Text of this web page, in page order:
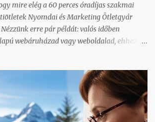
mire elég a 60 perces óradíjas szakmai
Nyomdai és Marketing Ötletgyár
erre pár példát: valós időben
webáruházad vagy weboldalad, ehhez jó
feliratkozó űrlapot és megírjuk az első
fogod tuni folytatni elindítjuk a facebook
típussal, amit sablonként fogsz tudni
és szövegírással együtt elindítjuk a fb